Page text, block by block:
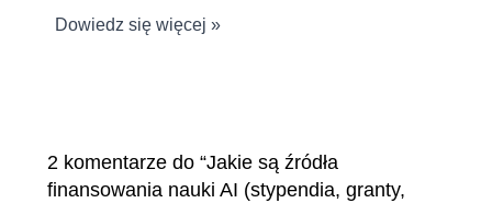
Dowiedz się więcej »
2 komentarze do “Jakie są źródła
finansowania nauki AI (stypendia, granty,